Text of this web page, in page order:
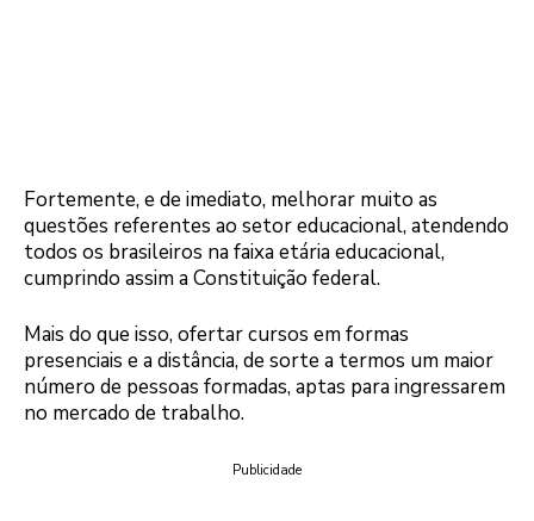
Fortemente, e de imediato, melhorar muito as
questões referentes ao setor educacional, atendendo
todos os brasileiros na faixa etária educacional,
cumprindo assim a Constituição federal.
Mais do que isso, ofertar cursos em formas
presenciais e a distância, de sorte a termos um maior
número de pessoas formadas, aptas para ingressarem
no mercado de trabalho.
Publicidade